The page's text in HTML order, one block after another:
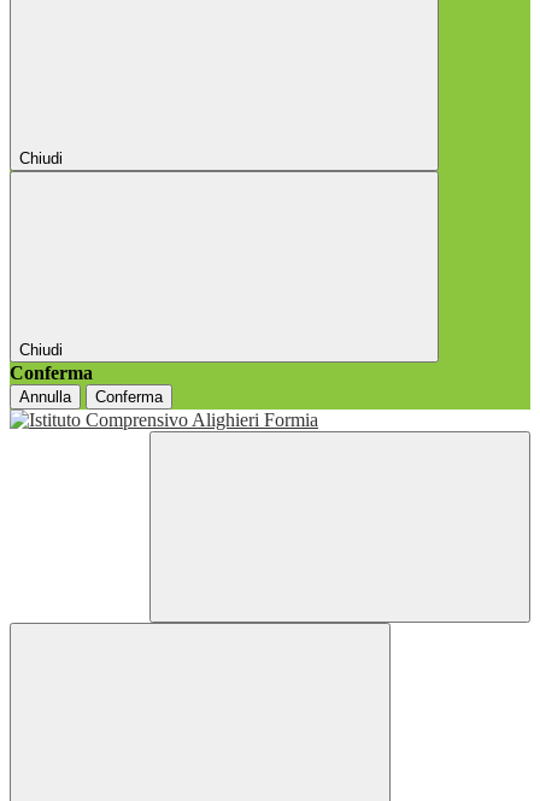
Chiudi
Chiudi
Conferma
Annulla Conferma